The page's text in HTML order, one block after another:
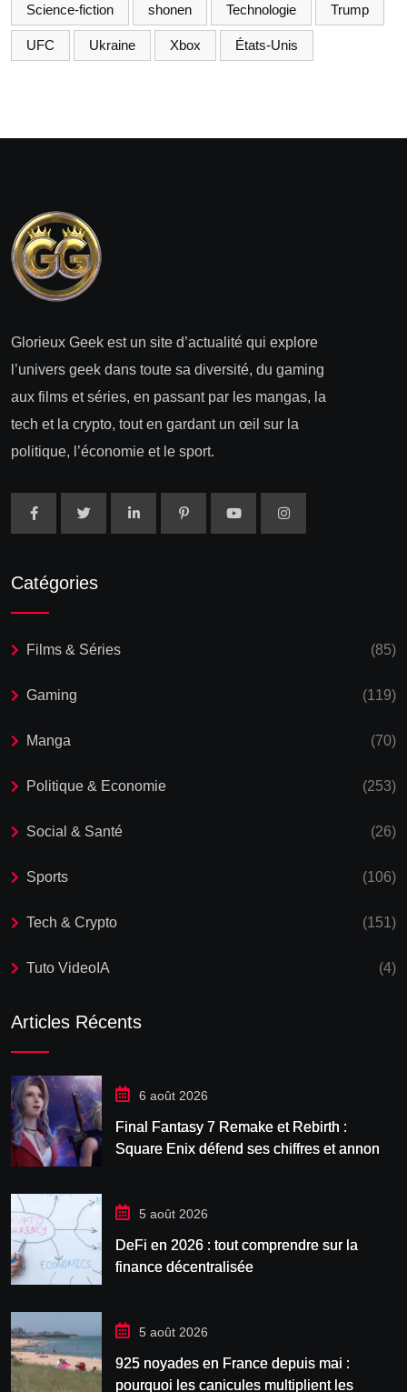
Science-fiction shonen Technologie Trump
UFC Ukraine Xbox États-Unis
Glorieux Geek est un site d’actualité qui explore
l’univers geek dans toute sa diversité, du gaming
aux films et séries, en passant par les mangas, la
tech et la crypto, tout en gardant un œil sur la
politique, l’économie et le sport.
Catégories
Films & Séries (85)
Gaming (119)
Manga (70)
Politique & Economie (253)
Social & Santé (26)
Sports (106)
Tech & Crypto (151)
Tuto VideoIA (4)
Articles Récents
6 août 2026
Final Fantasy 7 Remake et Rebirth :
Square Enix défend ses chiffres et annonce
5 août 2026
DeFi en 2026 : tout comprendre sur la
finance décentralisée
5 août 2026
925 noyades en France depuis mai :
pourquoi les canicules multiplient les